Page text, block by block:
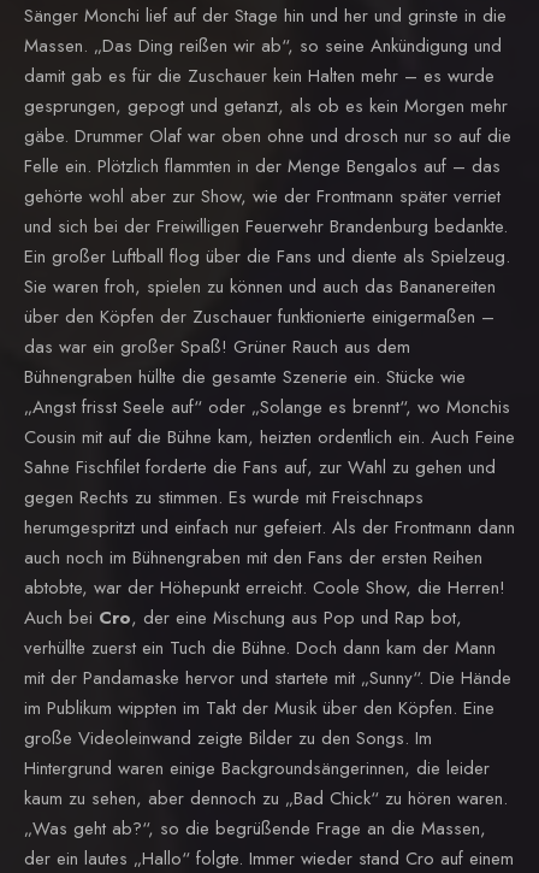
Sänger Monchi lief auf der Stage hin und her und grinste in die
Massen. „Das Ding reißen wir ab“, so seine Ankündigung und
damit gab es für die Zuschauer kein Halten mehr – es wurde
gesprungen, gepogt und getanzt, als ob es kein Morgen mehr
gäbe. Drummer Olaf war oben ohne und drosch nur so auf die
Felle ein. Plötzlich flammten in der Menge Bengalos auf – das
gehörte wohl aber zur Show, wie der Frontmann später verriet
und sich bei der Freiwilligen Feuerwehr Brandenburg bedankte.
Ein großer Luftball flog über die Fans und diente als Spielzeug.
Sie waren froh, spielen zu können und auch das Bananereiten
über den Köpfen der Zuschauer funktionierte einigermaßen –
das war ein großer Spaß! Grüner Rauch aus dem
Bühnengraben hüllte die gesamte Szenerie ein. Stücke wie
„Angst frisst Seele auf“ oder „Solange es brennt“, wo Monchis
Cousin mit auf die Bühne kam, heizten ordentlich ein. Auch Feine
Sahne Fischfilet forderte die Fans auf, zur Wahl zu gehen und
gegen Rechts zu stimmen. Es wurde mit Freischnaps
herumgespritzt und einfach nur gefeiert. Als der Frontmann dann
auch noch im Bühnengraben mit den Fans der ersten Reihen
abtobte, war der Höhepunkt erreicht. Coole Show, die Herren!
Auch bei Cro, der eine Mischung aus Pop und Rap bot,
verhüllte zuerst ein Tuch die Bühne. Doch dann kam der Mann
mit der Pandamaske hervor und startete mit „Sunny“. Die Hände
im Publikum wippten im Takt der Musik über den Köpfen. Eine
große Videoleinwand zeigte Bilder zu den Songs. Im
Hintergrund waren einige Backgroundsängerinnen, die leider
kaum zu sehen, aber dennoch zu „Bad Chick“ zu hören waren.
„Was geht ab?“, so die begrüßende Frage an die Massen,
der ein lautes „Hallo“ folgte. Immer wieder stand Cro auf einem